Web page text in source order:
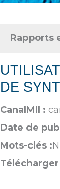
Rapports
DE
CanalMII :
Date de
Mots-clés :